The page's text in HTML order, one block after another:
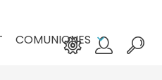
COMUNIONES keyboard_arrow_down